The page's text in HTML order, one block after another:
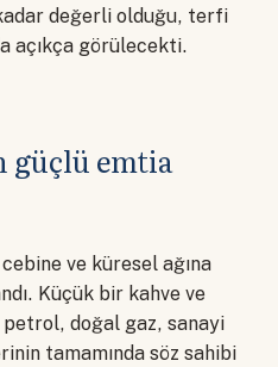
değerli olduğu, terfi
açıkça görülecekti.
güçlü emtia
ve küresel ağına
Küçük bir kahve ve
petrol, doğal gaz, sanayi
tamamında söz sahibi